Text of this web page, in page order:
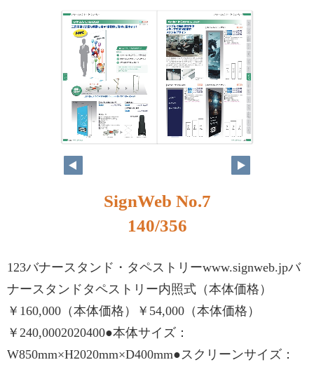
SignWeb No.7
140/356
123バナースタンド・タペストリーwww.signweb.jpバ
ナースタンドタペストリー内照式（本体価格）
￥160,000（本体価格）￥54,000（本体価格）
￥240,0002020400●本体サイズ：
W850mm×H2020mm×D400mm●スクリーンサイズ：